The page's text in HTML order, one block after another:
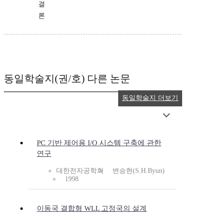
결
론
동일학술지(권/호) 다른 논문
PC 기반 제어용 I/O 시스템 구축에 관한
연구
대한전자공학회
변승현(S.H.Byun)
1998
이동국 결합형 WLL 고정국의 설계
동일학술지 더보기